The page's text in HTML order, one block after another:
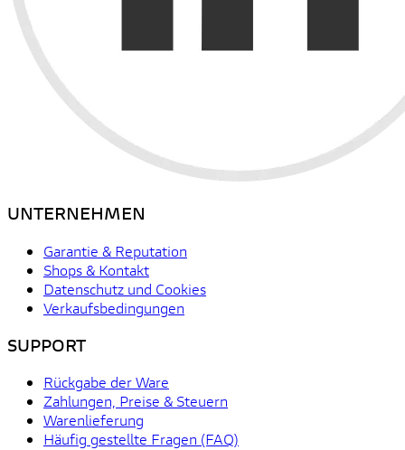
UNTERNEHMEN
Garantie & Reputation
Shops & Kontakt
Datenschutz und Cookies
Verkaufsbedingungen
SUPPORT
Rückgabe der Ware
Zahlungen, Preise & Steuern
Warenlieferung
Häufig gestellte Fragen (FAQ)